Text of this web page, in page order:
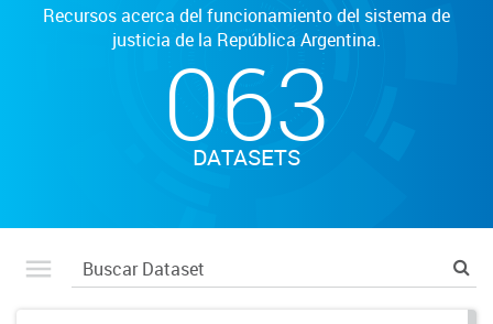
Recursos acerca del funcionamiento del sistema de
justicia de la República Argentina.
063
DATASETS